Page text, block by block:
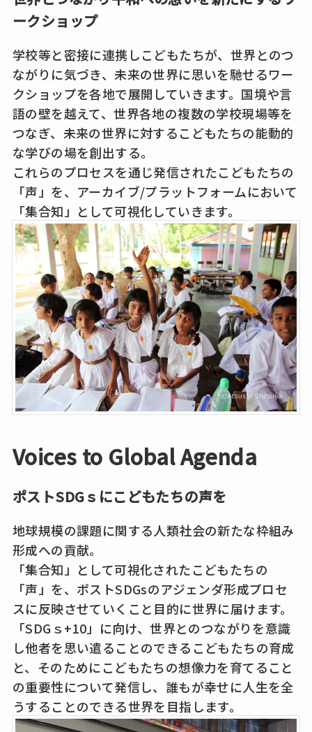
ークショップ
学校等と密接に連携しこどもたちが、世界とのつ
ながりに気づき、未来の世界に思いを馳せるワー
クショップを各地で展開していきます。国境や言
語の壁を越えて、世界各地の複数の学校現場等を
つなぎ、未来の世界に対するこどもたちの能動的
な学びの場を創出する。
これらのプロセスを通じ発信されたこどもたちの
「声」を、アーカイブ/プラットフォームにおいて
「集合知」として可視化していきます。
Voices to Global Agenda
ポストSDGｓにこどもたちの声を
地球規模の課題に関する人類社会の新たな枠組み
形成への貢献。
「集合知」として可視化されたこどもたちの
「声」を、ポストSDGsのアジェンダ形成プロセ
スに反映させていくこと目的に世界に届けます。
「SDGｓ+10」に向け、世界とのつながりを意識
し他者を思い遣ることのできるこどもたちの育成
と、そのためにこどもたちの想像力を育てること
の重要性について発信し、誰もが幸せに人生を全
うすることのできる世界を目指します。